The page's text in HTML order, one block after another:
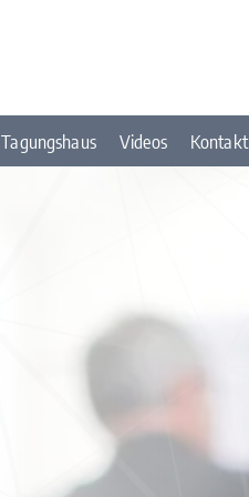
Tagungshaus Videos Kontakt